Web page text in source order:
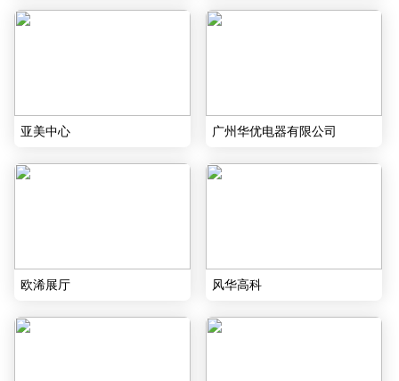
亚美中心 广州华优电器有限公司
欧浠展厅 风华高科